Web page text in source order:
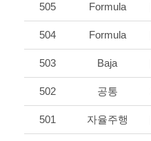
505 Formula
504 Formula
503 Baja
502 공통
501 자율주행